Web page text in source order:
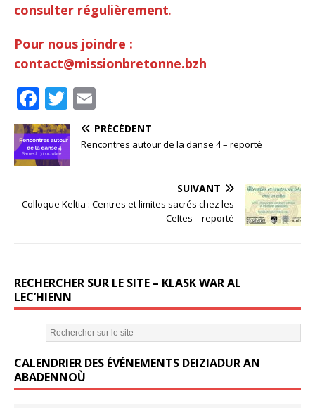
consulter régulièrement.
Pour nous joindre :
contact@missionbretonne.bzh
F
a
c
e
o
T
w
it
te
m
ai
PRÉCÉDENT
Rencontres autour de la danse 4 – reporté
SUIVANT
Colloque Keltia : Centres et limites sacrés chez les
Celtes – reporté
RECHERCHER SUR LE SITE – KLASK WAR AL
LEC’HIENN
CALENDRIER DES ÉVÉNEMENTS DEIZIADUR AN
ABADENNOÙ